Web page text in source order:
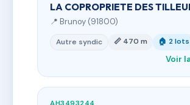
LA COPROPRIETE DES
📍 Brunoy (91800)
Autre syndic 📏 470 m 🏠 2 lots
Voir